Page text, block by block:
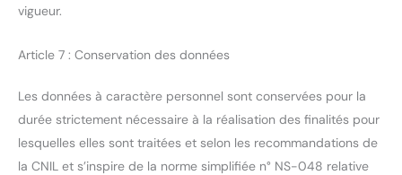
vigueur.
Article 7 : Conservation des données
Les données à caractère personnel sont conservées pour la
durée strictement nécessaire à la réalisation des finalités pour
lesquelles elles sont traitées et selon les recommandations de
la CNIL et s’inspire de la norme simplifiée n° NS-048 relative